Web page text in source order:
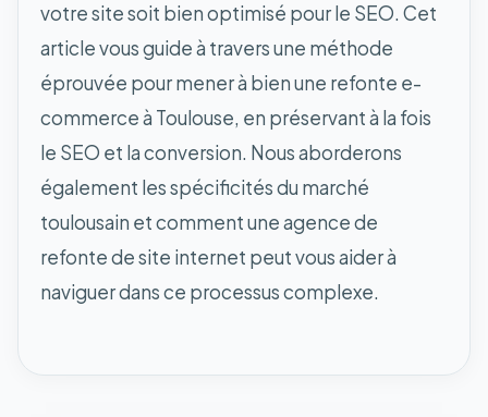
votre site soit bien optimisé pour le SEO. Cet
article vous guide à travers une méthode
éprouvée pour mener à bien une refonte e-
commerce à Toulouse, en préservant à la fois
le SEO et la conversion. Nous aborderons
également les spécificités du marché
toulousain et comment une agence de
refonte de site internet peut vous aider à
naviguer dans ce processus complexe.